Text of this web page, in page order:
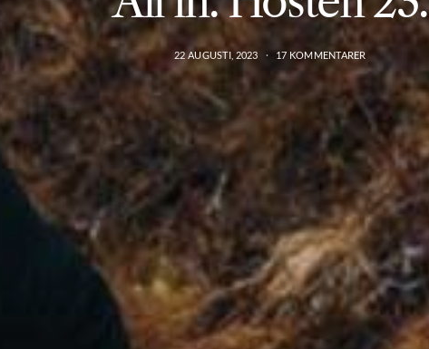
22 AUGUSTI, 2023 17 KOMMENTARER